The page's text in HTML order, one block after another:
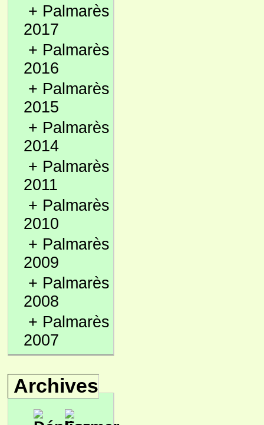
+ Palmarès
2017
+ Palmarès
2016
+ Palmarès
2015
+ Palmarès
2014
+ Palmarès
2011
+ Palmarès
2010
+ Palmarès
2009
+ Palmarès
2008
+ Palmarès
2007
Archives